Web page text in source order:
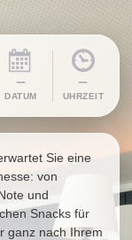
–
DATUM
–
UHRZEIT
Sie eine
von
und
Snacks für
ganz nach Ihrem